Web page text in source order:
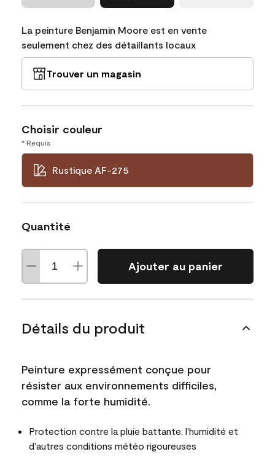
La peinture Benjamin Moore est en vente
seulement chez des détaillants locaux
Trouver un magasin
Choisir couleur
* Requis
Rustique AF-275
Quantité
Ajouter au panier
Détails du produit
Peinture expressément conçue pour
résister aux environnements difficiles,
comme la forte humidité.
Protection contre la pluie battante, l'humidité et
d'autres conditions météo rigoureuses